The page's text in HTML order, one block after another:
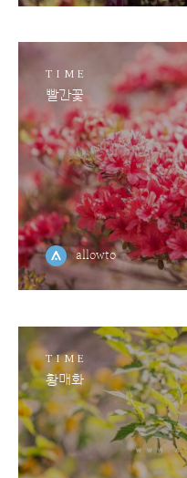
TIME
빨간꽃
allowto
TIME
황매화